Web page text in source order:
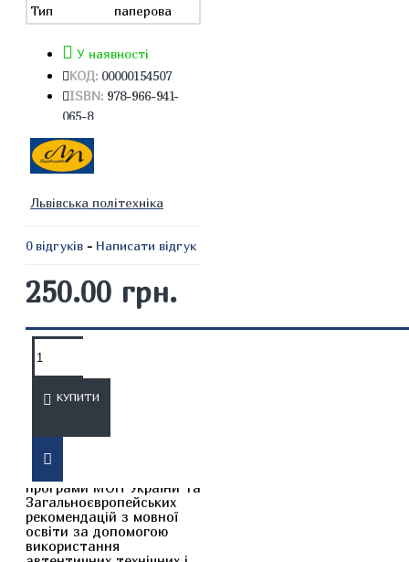
Тип
паперова
У наявності
КОД: 00000154507
ISBN: 978-966-941-
065-8
Львівська політехніка
0 відгуків - Написати відгук
250.00 грн.
КУПИТИ
ОПИС
Тестові завдання
програми МОН України та
Загальноєвропейських
рекомендацій з мовної
освіти за допомогою
використання